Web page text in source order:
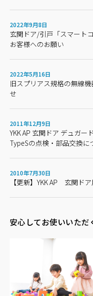
2022年9月8日
玄関ドア/引戸「スマート
お客様へのお願い
2022年5月16日
旧スプリアス規格の無線
せ
2011年12月9日
YKK AP 玄関ドア デュガー
TypeSの点検・部品交換に
2010年7月30日
【更新】YKK AP 玄関ド
安心してお使いいただ